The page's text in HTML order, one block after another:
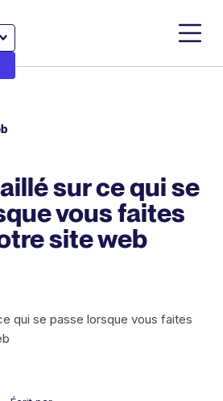
sur ce qui se
vous faites
site web